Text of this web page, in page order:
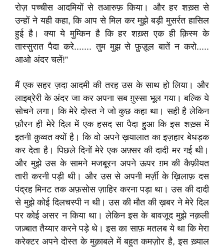
रोज़ पच्चीस आदमियों से तआरुफ़ किया। और हर शख़्स से
उन्हों ने यही कहा, कि आप से मिल कर मुझे बड़ी मुसर्रत हासिल
हुई है। क्या ये मुम्किन है कि हर शख़्स एक ही क़िस्म के
तास्सुरात पैदा करे....... तुम मुझ से फ़ुज़ूल बातें न करो.....
आओ अंदर चलें!”
मैं एक सहर ज़दा आदमी की तरह उस के साथ हो लिया। और
लाइब्रेरी के अंदर जा कर अपना सब ग़ुस्सा भूल गया। बल्कि ये
सोचने लगा। कि मेरे दोस्त ने जो कुछ कहा था। सही है लेकिन
फ़ौरन ही मेरे दिल में एक हसद सा पैदा हुआ कि इस शख़्स में
इतनी क़ुव्वत क्यों है। कि वो अपने ख़यालात का इज़हार बेधड़क
कर देता है। पिछले दिनों मेरे एक अफ़्सर की दादी मर गई थी।
और मुझे उस के सामने मजबूरन अपने ऊपर ग़म की कैफ़ीयत
तारी करनी पड़ी थी। और उस से अपनी मर्ज़ी के ख़िलाफ़ दस
पंद्रह मिनट तक अफ़सोस ज़ाहिर करना पड़ा था। उस की दादी
से मुझे कोई दिलचस्पी न थी। उस की मौत की ख़बर ने मेरे दिल
पर कोई असर न किया था। लेकिन इस के बावजूद मुझे नक़ली
जज़्बात तैय्यार करने पड़े थे। इस का साफ़ मतलब ये था कि मेरा
करेक्टर अपने दोस्त के मुक़ाबले में बहुत कमज़ोर है, इस ख़्याल